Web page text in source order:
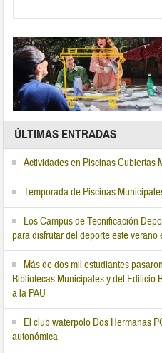
ÚLTIMAS ENTRADAS
Actividades en Piscinas Cubiertas
Temporada de Piscinas
Los Campus de Tecnificación
para disfrutar del deporte este verano
Más de dos mil estudiantes
Bibliotecas Municipales y del Edificio
a la PAU
El club waterpolo Dos Hermanas
autonómica